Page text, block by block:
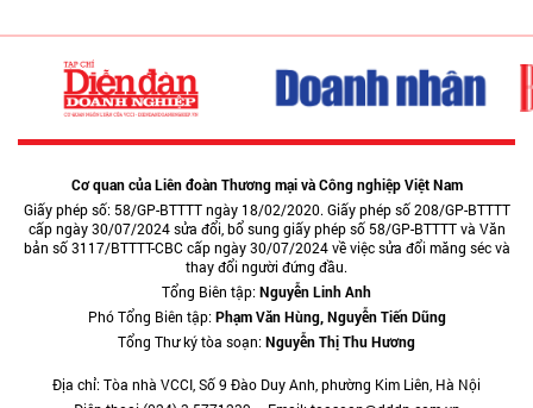
Cơ quan của Liên đoàn Thương mại và Công nghiệp Việt Nam
Giấy phép số: 58/GP-BTTTT ngày 18/02/2020. Giấy phép số 208/GP-BTTTT
cấp ngày 30/07/2024 sửa đổi, bổ sung giấy phép số 58/GP-BTTTT và Văn
bản số 3117/BTTTT-CBC cấp ngày 30/07/2024 về việc sửa đổi măng séc và
thay đổi người đứng đầu.
Tổng Biên tập:Nguyễn Linh Anh
Phó Tổng Biên tập:Phạm Văn Hùng, Nguyễn Tiến Dũng
Tổng Thư ký tòa soạn:Nguyễn Thị Thu Hương
Địa chỉ: Tòa nhà VCCI, Số 9 Đào Duy Anh, phường Kim Liên, Hà Nội